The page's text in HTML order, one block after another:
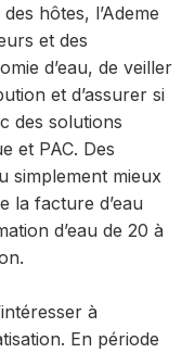
hôtes, l’Ademe
et des
d’eau, de veiller
et d’assurer si
des solutions
et PAC. Des
simplement mieux
la facture d’eau
d’eau de 20 à
à
En période